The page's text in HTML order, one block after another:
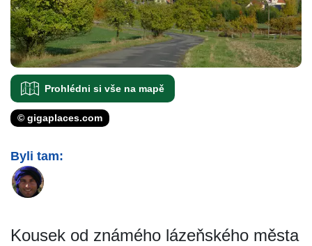
Prohlédni si vše na mapě
© gigaplaces.com
Byli tam:
Kousek od známého lázeňského města